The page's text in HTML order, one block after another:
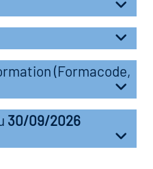
(Formacode,
30/09/2026